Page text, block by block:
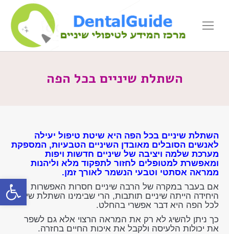
פתח
השתלת שיניים בכל הפה
השתלת שיניים בכל הפה היא שיטת טיפול יעילה
לאנשים הסובלים מאובדן השיניים הטבעיות, המספקת
מערכת שלמה ויציבה של שיניים חדשות ויפות
ומאפשרת למטופלים לחזור לתפקוד מלא וליהנות
ממראה אסתטי וטבעי הנשמר לאורך זמן.
אם בעבר במקרה של הרבה שיניים חסרות האפשרות
היחידה הייתה שיניים תותבות, הרי שבימינו השתלת שיניים
לכל הפה היא דבר אפשרי בהחלט.
כך ניתן להשיג לא רק את המראה הרצוי אלא גם לשפר
את יכולות הלעיסה ולקבל את איכות החיים בחזרה.